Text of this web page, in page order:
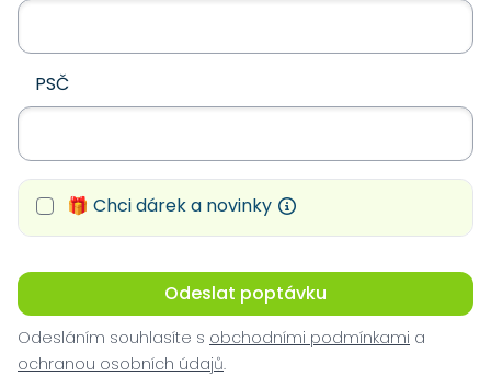
PSČ
🎁 Chci dárek a novinky
Odeslat poptávku
Odesláním souhlasíte s obchodními podmínkami a
ochranou osobních údajů.